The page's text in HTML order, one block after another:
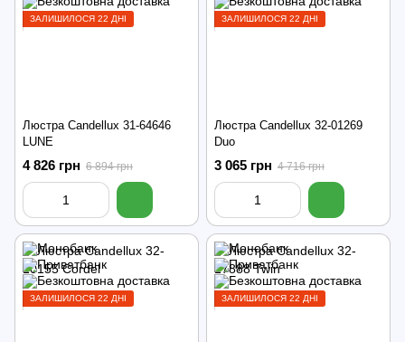
ЗАЛИШИЛОСЯ 22 ДНІ
Люстра Candellux 31-64646
LUNE
4 826 грн 6 894 грн
ЗАЛИШИЛОСЯ 22 ДНІ
Люстра Candellux 32-01269
Duo
3 065 грн 4 716 грн
ЗАЛИШИЛОСЯ 22 ДНІ ЗАЛИШИЛОСЯ 22 ДНІ